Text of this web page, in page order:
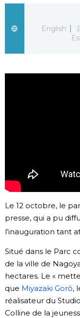
Images
Vidéos
Tokyo
English
Le 12 octobre, le
presse, qui a pu
l’inauguration tant
Situé dans le Parc
de la ville de
hectares. Le «
que Miyazaki Gorô,
réalisateur du
Colline de la